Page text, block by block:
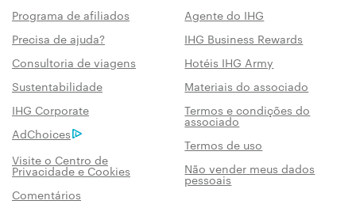
Programa de afiliados
Agente do IHG
Precisa de ajuda?
IHG Business Rewards
Consultoria de viagens
Hotéis IHG Army
Sustentabilidade
Materiais do associado
IHG Corporate
Termos e condições do
associado
AdChoices
Termos de uso
Visite o Centro de
Privacidade e Cookies Não vender meus dados
pessoais
Comentários